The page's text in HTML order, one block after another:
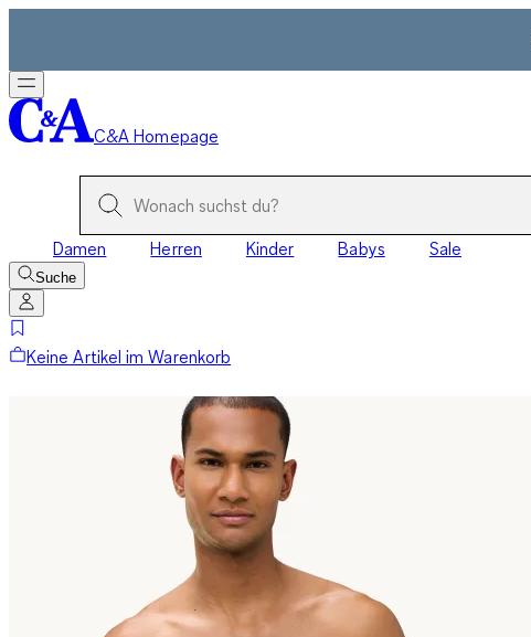
C&A Homepage
Damen Herren Kinder Babys Sale
Suche
Keine Artikel im Warenkorb